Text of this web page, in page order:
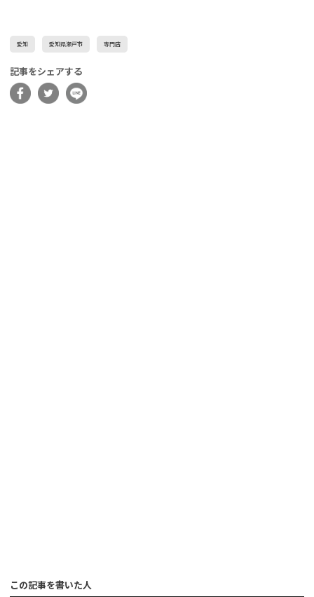
愛知 愛知県瀬戸市 専門店
記事をシェアする
この記事を書いた人